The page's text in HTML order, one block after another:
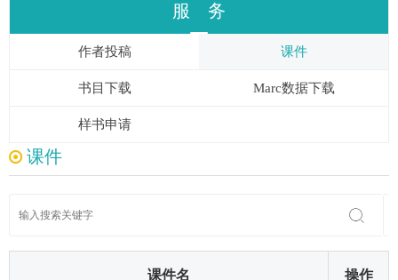
服 务
作者投稿 课件
书目下载 Marc数据下载
样书申请
课件
课件名 操作